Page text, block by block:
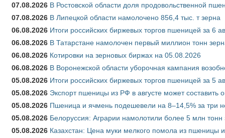
07.08.2026 В Ростовской области доля продовольственной
07.08.2026 В Липецкой области намолочено 856,4 тыс. т зерна
06.08.2026 Итоги российских биржевых торгов пшеницей за 6
06.08.2026 В Татарстане намолочен первый миллион тонн
06.08.2026 Котировки на зерновых биржах на 05.08.2026
06.08.2026 В Воронежской области уборочная кампания
05.08.2026 Итоги российских биржевых торгов пшеницей за 5
05.08.2026 Экспорт пшеницы из РФ в августе может составить
05.08.2026 Пшеница и ячмень подешевели на 8–14,5% за три
05.08.2026 Белоруссия: Аграрии намолотили более 5 млн тонн
05.08.2026 Казахстан: Цена муки мелкого помола из пшеницы